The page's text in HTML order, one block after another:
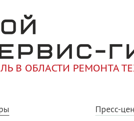
В ОБЛАСТИ РЕМОНТА
Пресс-